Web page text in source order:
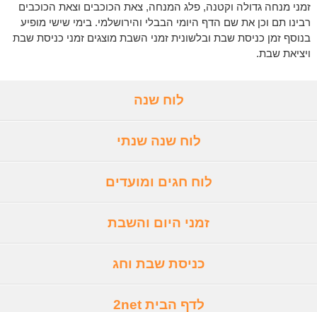
זמני מנחה גדולה וקטנה, פלג המנחה, צאת הכוכבים וצאת הכוכבים
רבינו תם וכן את שם הדף היומי הבבלי והירושלמי. בימי שישי מופיע
בנוסף זמן כניסת שבת ובלשונית זמני השבת מוצגים זמני כניסת שבת
ויציאת שבת.
לוח שנה
לוח שנה שנתי
לוח חגים ומועדים
זמני היום והשבת
כניסת שבת וחג
לדף הבית 2net